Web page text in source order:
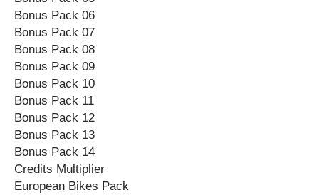
Bonus Pack 06
Bonus Pack 07
Bonus Pack 08
Bonus Pack 09
Bonus Pack 10
Bonus Pack 11
Bonus Pack 12
Bonus Pack 13
Bonus Pack 14
Credits Multiplier
European Bikes Pack